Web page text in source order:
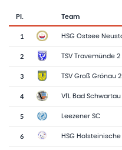
Tabelle mit Vereinsplatzierungen,
Pl.
Team-Logo
Team
1
2 TSV Travemünde 2
3 TSV Groß Grönau 2
4 VfL Bad Schwartau
5 Leezener SC
6 HSG Holsteinische